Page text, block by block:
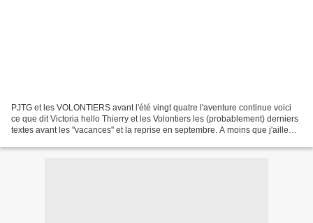
PJTG et les VOLONTIERS avant l'été vingt quatre l'aventure continue voici
ce que dit Victoria hello Thierry et les Volontiers les (probablement) derniers
textes avant les "vacances" et la reprise en septembre. A moins que j'aille